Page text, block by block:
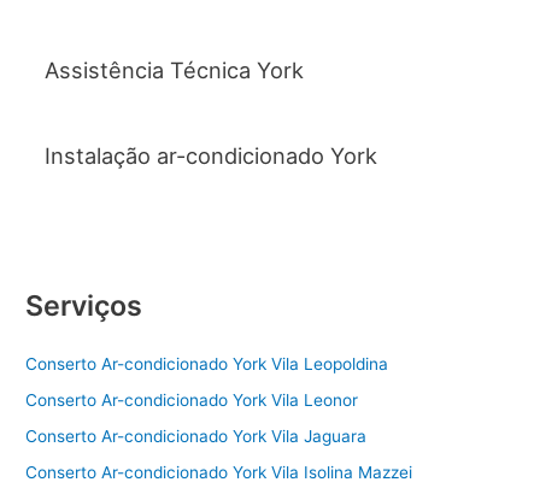
Assistência Técnica York
Instalação ar-condicionado York
Serviços
Conserto Ar-condicionado York Vila Leopoldina
Conserto Ar-condicionado York Vila Leonor
Conserto Ar-condicionado York Vila Jaguara
Conserto Ar-condicionado York Vila Isolina Mazzei